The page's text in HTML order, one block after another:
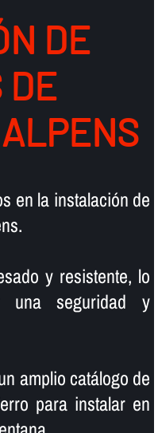
DE
DE
en la instalación de
y resistente, lo
una seguridad y
amplio catálogo de
para instalar en